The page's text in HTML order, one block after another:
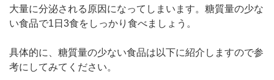
大量に分泌される原因になってしまいます。糖質量の少な
い食品で1日3食をしっかり食べましょう。
具体的に、糖質量の少ない食品は以下に紹介しますので参
考にしてみてください。